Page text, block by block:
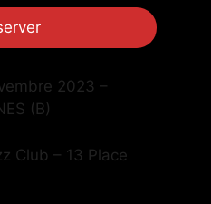
2023 –
(B)
Club – 13 Place